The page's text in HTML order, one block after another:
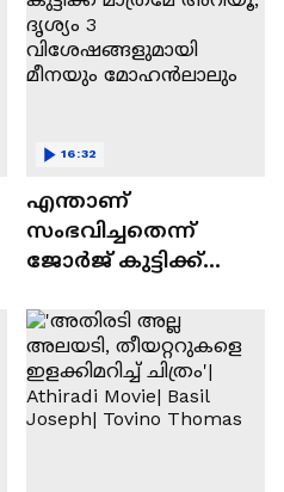
എന്താണ്
സംഭവിച്ചതെന്ന്
ജോർജ് കുട്ടിക്ക്
ദൃശ്യം 3
വിശേഷങ്ങളുമായി
മീനയും
മോഹൻലാലും
16:32